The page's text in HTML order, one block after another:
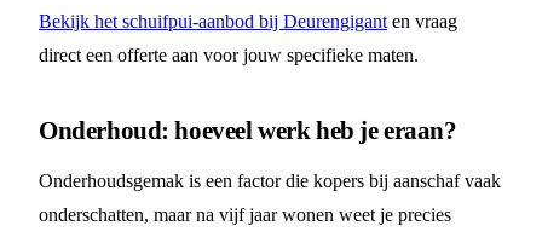
Bekijk het schuifpui-aanbod bij Deurengigant en vraag
direct een offerte aan voor jouw specifieke maten.
Onderhoud: hoeveel werk heb je eraan?
Onderhoudsgemak is een factor die kopers bij aanschaf vaak
onderschatten, maar na vijf jaar wonen weet je precies